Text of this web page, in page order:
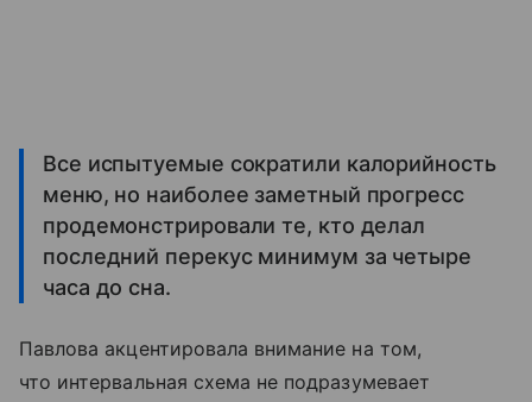
Все испытуемые сократили калорийность
меню, но наиболее заметный прогресс
продемонстрировали те, кто делал
последний перекус минимум за четыре
часа до сна.
Павлова акцентировала внимание на том,
что интервальная схема не подразумевает